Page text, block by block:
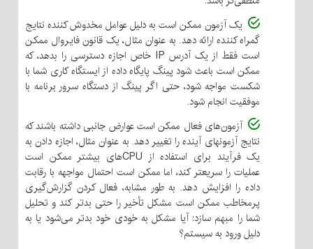
یک آزمون ممکن است به دلیل عوامل مخدوش کننده نتایج
گمراه کننده ارائه دهد. به عنوان مثال، یک قانون فایروال ممکن
است فقط از یک آدرس IP خاص اجازه دسترسی را بدهد، که
ممکن است باعث شود پینگ پایگاه داده از ایستگاه کاری شما با
شکست مواجه شود، حتی اگر پینگ از دستگاه سرور برنامه با
موفقیت انجام شود.
آزمون‌های فعال ممکن است عوارض جانبی داشته باشند که
نتایج آزمونهای آینده را تغییر دهد. به عنوان مثال، اجازه دادن به
یک فرآیند برای استفاده از CPUهای بیشتر ممکن است
عملیات را سریعتر کند، اما ممکن است احتمال مواجهه با رقابت
داده را افزایش دهد. به طور مشابه، فعال کردن گزارش‌گیری
پرمخاطب ممکن است مشکل تأخیر را حتی بدتر کند و تحلیل
شما را مبهم سازد: آیا مشکل به خودی خود بدتر می‌شود یا به
دلیل ورود به سیستم؟